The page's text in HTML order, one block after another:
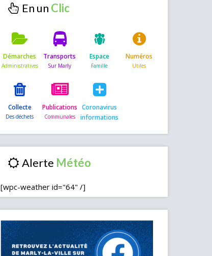
En un
Démarches Transports Espace Numéros
Collecte Publications Coronavirus
informations
Alerte
[wpc-weather id="64" /]